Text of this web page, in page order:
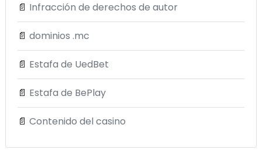
📄 Infracción de derechos de autor
📄 dominios .mc
📄 Estafa de UedBet
📄 Estafa de BePlay
📄 Contenido del casino